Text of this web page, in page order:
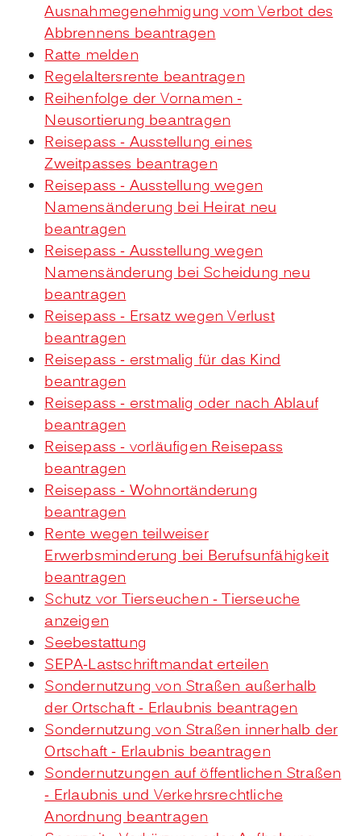
Ausnahmegenehmigung vom Verbot des
Abbrennens beantragen
Ratte melden
Regelaltersrente beantragen
Reihenfolge der Vornamen -
Neusortierung beantragen
Reisepass - Ausstellung eines
Zweitpasses beantragen
Reisepass - Ausstellung wegen
Namensänderung bei Heirat neu
beantragen
Reisepass - Ausstellung wegen
Namensänderung bei Scheidung neu
beantragen
Reisepass - Ersatz wegen Verlust
beantragen
Reisepass - erstmalig für das Kind
beantragen
Reisepass - erstmalig oder nach Ablauf
beantragen
Reisepass - vorläufigen Reisepass
beantragen
Reisepass - Wohnortänderung
beantragen
Rente wegen teilweiser
Erwerbsminderung bei Berufsunfähigkeit
beantragen
Schutz vor Tierseuchen - Tierseuche
anzeigen
Seebestattung
SEPA-Lastschriftmandat erteilen
Sondernutzung von Straßen außerhalb
der Ortschaft - Erlaubnis beantragen
Sondernutzung von Straßen innerhalb der
Ortschaft - Erlaubnis beantragen
Sondernutzungen auf öffentlichen Straßen
- Erlaubnis und Verkehrsrechtliche
Anordnung beantragen